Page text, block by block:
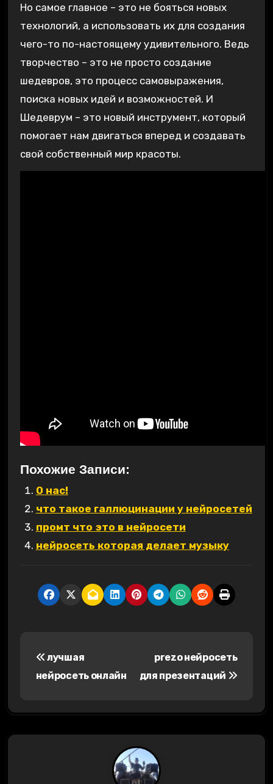
Но самое главное – это не бояться новых
технологий, а использовать их для создания
чего-то по-настоящему удивительного. Ведь
творчество – это не просто создание
шедевров, это процесс самовыражения,
поиска новых идей и возможностей. И
Шедеврум – это новый инструмент, который
помогает нам двигаться вперед и создавать
свой собственный мир красоты.
Похожие Записи:
О нас!
что такое галлюцинации у нейросетей
промт что это в нейросети
нейросеть которая делает музыку
и
лучшая
нейросеть онлайн
prezo нейросеть
для презентаций